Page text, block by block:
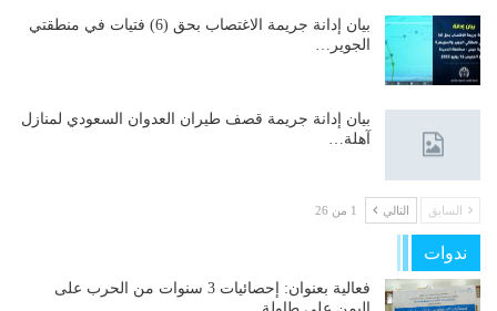
بيان إدانة جريمة الاغتصاب بحق (6) فتيات في منطقتي
الجوير…
بيان إدانة جريمة قصف طيران العدوان السعودي لمنازل
آهلة…
السابق التالي 1 من 26
ندوات
فعالية بعنوان: إحصائيات 3 سنوات من الحرب على